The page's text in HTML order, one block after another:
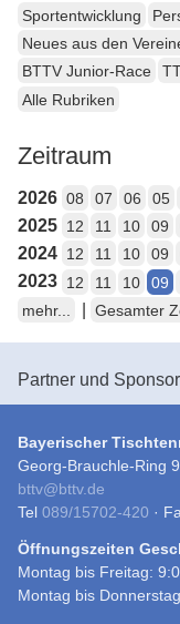
Sportentwicklung
Neues aus den
BTTV Junior-Race
Alle Rubriken
Zeitraum
2026 08 07 06 05
2025 12 11 10 09
2024 12 11 10 09
2023 12 11 10 09
mehr...
Gesamter
Partner und
Bayerischer
Georg-Brauchle-Ring
bttv@bttv.de
Tel 089/15702-420 ·
Öffnungszeiten
Montag bis Freitag:
Montag bis